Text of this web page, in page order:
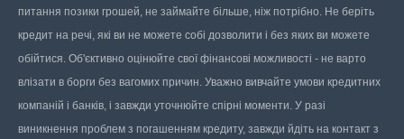
питання позики грошей, не займайте більше, ніж потрібно. Не беріть
кредит на речі, які ви не можете собі дозволити і без яких ви можете
обійтися. Об'єктивно оцінюйте свої фінансові можливості - не варто
влізати в борги без вагомих причин. Уважно вивчайте умови кредитних
компаній і банків, і завжди уточнюйте спірні моменти. У разі
виникнення проблем з погашенням кредиту, завжди йдіть на контакт з